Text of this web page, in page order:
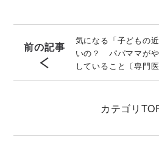
前の記事
気になる「子どもの
いの？ パパママが
していること〔専門
カテゴリ